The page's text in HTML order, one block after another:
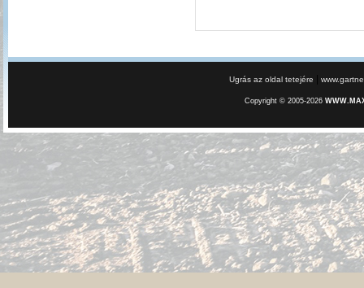
Ugrás az oldal tetejére
Copyright © 2005-2026